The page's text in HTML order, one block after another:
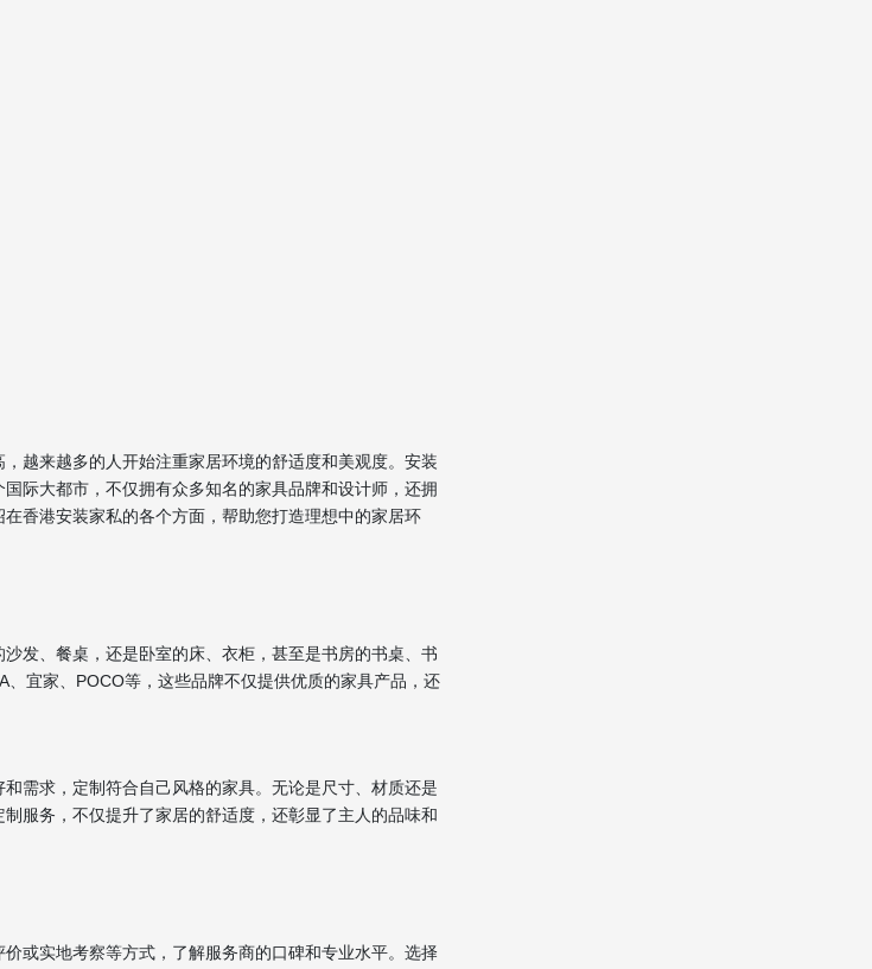
越来越多的人开始注重家居环境的舒适度和美观度。安装
际大都市，不仅拥有众多知名的家具品牌和设计师，还拥
香港安装家私的各个方面，帮助您打造理想中的家居环
发、餐桌，还是卧室的床、衣柜，甚至是书房的书桌、书
宜家、POCO等，这些品牌不仅提供优质的家具产品，还
需求，定制符合自己风格的家具。无论是尺寸、材质还是
服务，不仅提升了家居的舒适度，还彰显了主人的品味和
或实地考察等方式，了解服务商的口碑和专业水平。选择